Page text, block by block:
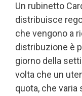
Un rubinetto
distribuisce
che vengono a
distribuzione è
giorno della
volta che un
quota, che